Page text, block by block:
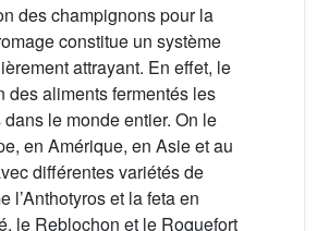
des champignons pour la
constitue un système
attrayant. En effet, le
des aliments fermentés les
le monde entier. On le
en Amérique, en Asie et au
différentes variétés de
l’Anthotyros et la feta en
le Reblochon et le Roquefort